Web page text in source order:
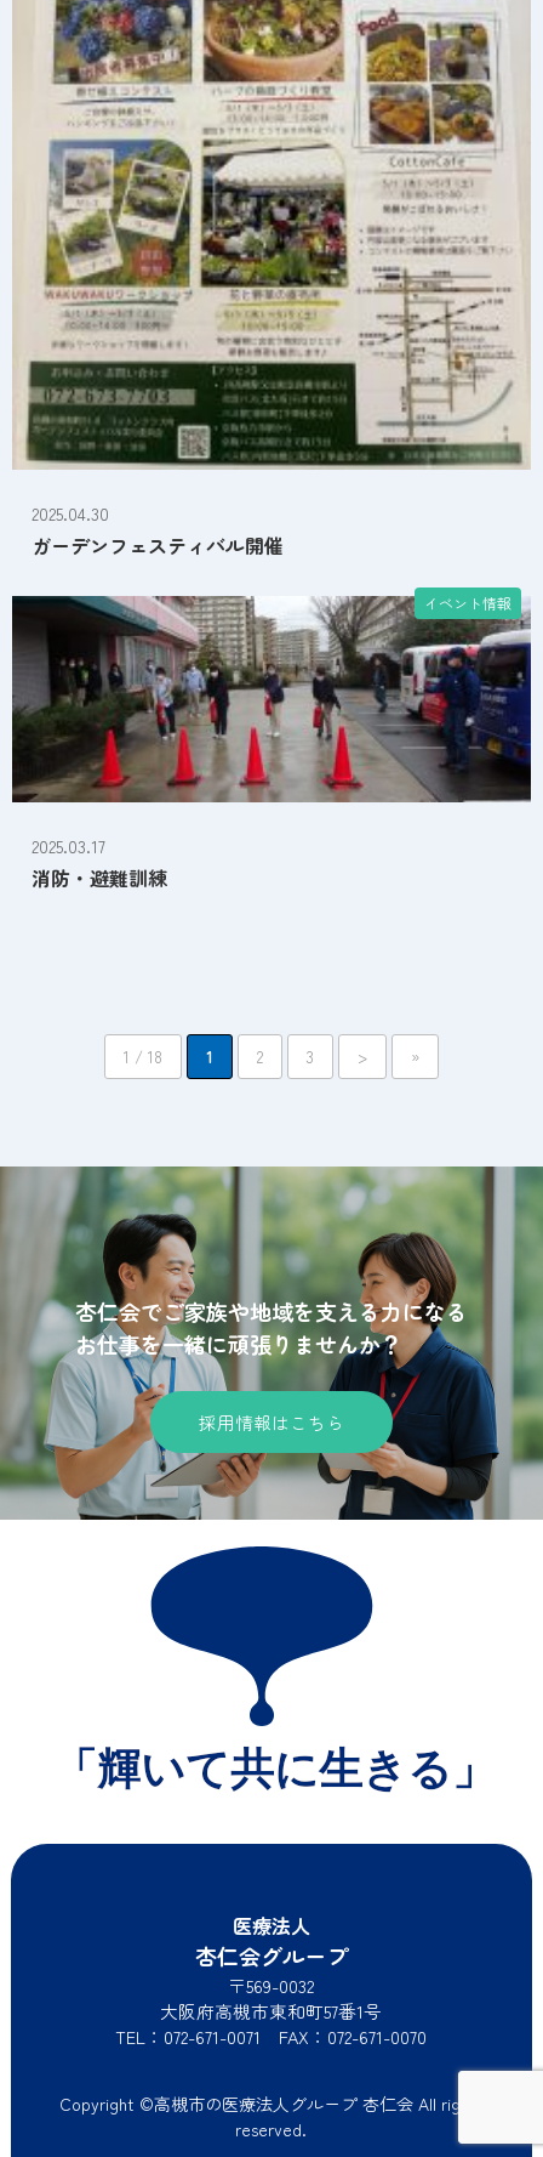
2025.04.30
ガーデンフェスティバル開催
イベント情報
2025.03.17
消防・避難訓練
1 / 18 1 2 3 > »
杏仁会でご家族や地域を支える力になる
お仕事を一緒に頑張りませんか？
採用情報はこちら
医療法人
杏仁会グループ
〒569-0032
大阪府高槻市東和町57番1号
TEL：072-671-0071 FAX：072-671-0070
Copyright ©高槻市の医療法人グループ 杏仁会 All rights
reserved.